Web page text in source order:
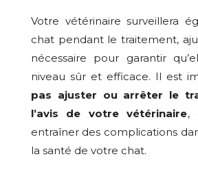
Votre vétérinaire surveillera
chat pendant le traitement,
nécessaire pour garantir
niveau sûr et efficace. Il est
pas ajuster ou arrêter le
l’avis de votre vétérinaire,
entraîner des complications
la santé de votre chat.